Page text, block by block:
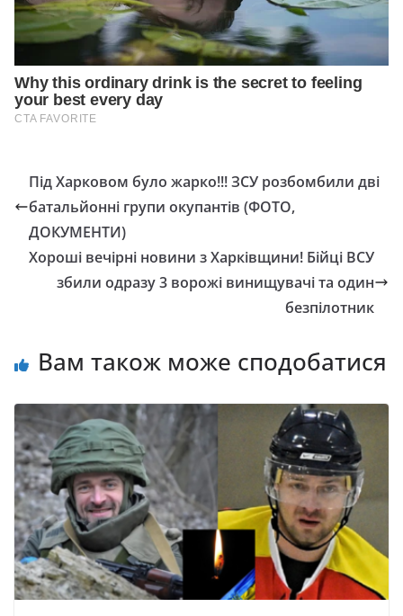
Під Харковом було жарко!!! ЗСУ розбомбили дві
батальйонні групи окупантів (ФОТО,
ДОКУМЕНТИ)
Хороші вечірні новини з Харківщини! Бійці ВСУ
збили одразу 3 ворожі винищувачі та один
безпілотник
Вам також може сподобатися